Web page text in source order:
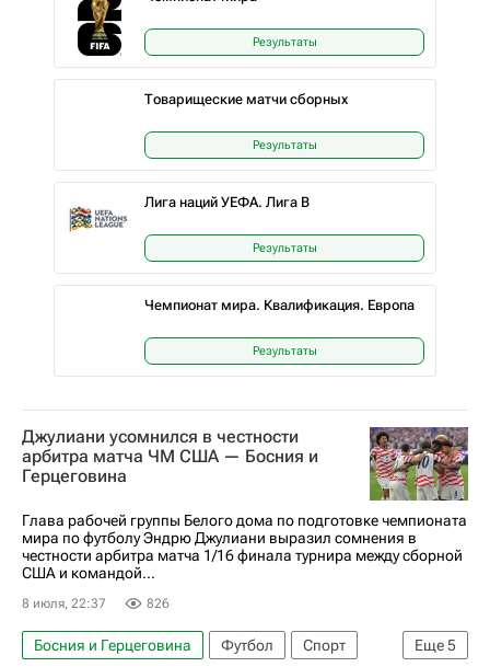
Результаты
Товарищеские матчи сборных
Результаты
Лига наций УЕФА. Лига B
Результаты
Чемпионат мира. Квалификация. Европа
Результаты
Джулиани усомнился в честности
арбитра матча ЧМ США — Босния и
Герцеговина
Глава рабочей группы Белого дома по подготовке чемпионата
мира по футболу Эндрю Джулиани выразил сомнения в
честности арбитра матча 1/16 финала турнира между сборной
США и командой...
8 июля, 22:37 826
Еще5
Босния и Герцеговина Футбол
Спорт